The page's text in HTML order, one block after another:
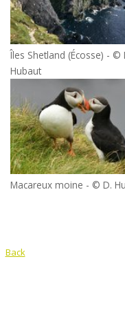
Îles Shetland (Écosse) - ©
Hubaut
Macareux moine - © D.
Back